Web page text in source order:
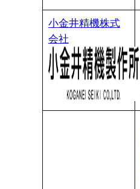
小金井精機株式
会社